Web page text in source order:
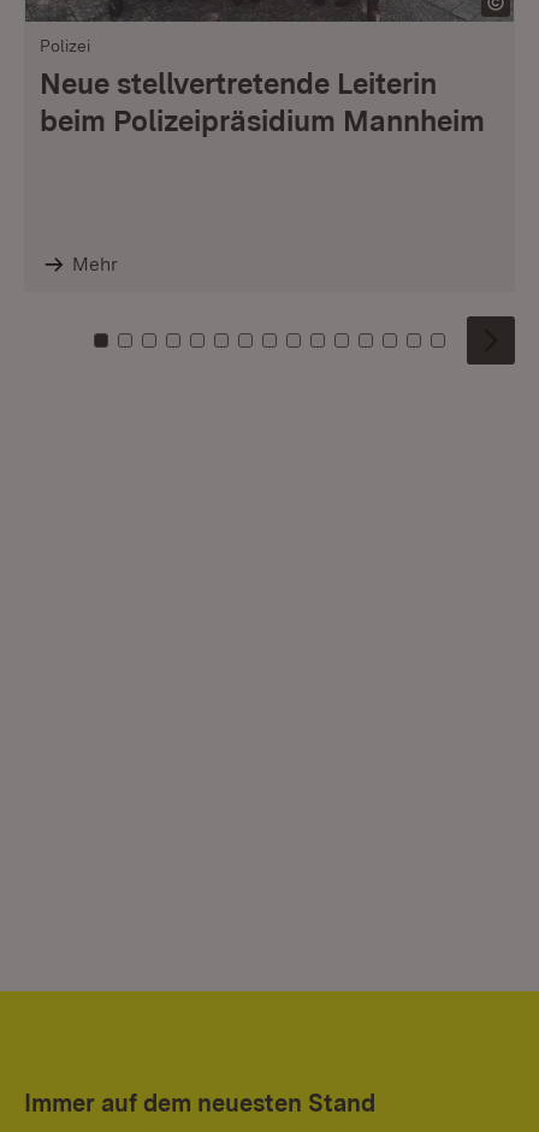
Polizei
Neue stellvertretende Leiterin
beim Polizeipräsidium Mannheim
Mehr
Zu Kachel: 0
Zu Kachel: 1
Zu Kachel: 2
Zu Kachel: 3
Zu Kachel: 4
Zu Kachel: 5
Zu Kachel: 6
Zu Kachel: 7
Zu Kachel: 8
Zu Kachel: 9
Zu Kachel: 10
Zu Kachel: 11
Zu Kachel: 12
Zu Kachel:
Zu
Immer auf dem neuesten Stand